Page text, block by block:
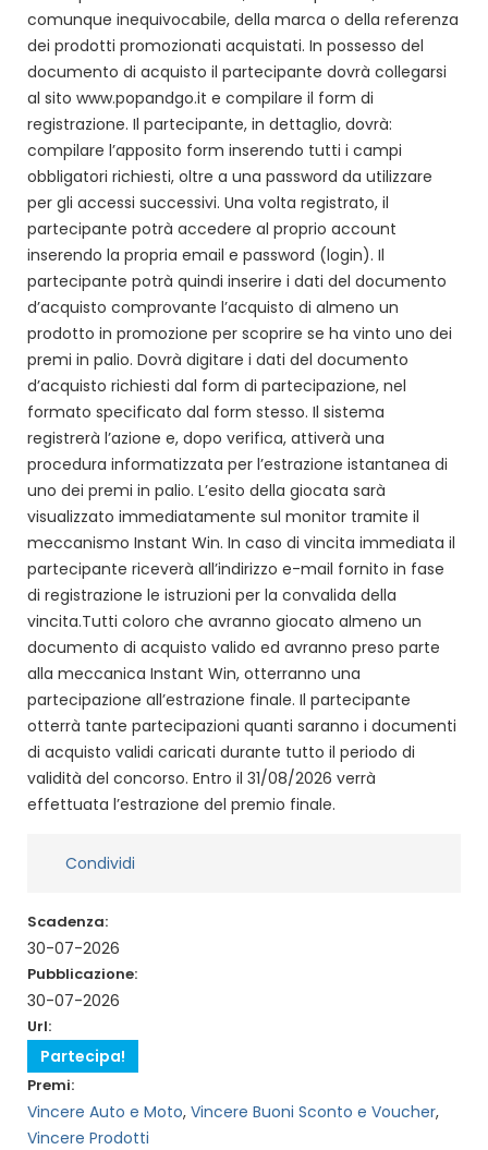
comunque inequivocabile, della marca o della referenza
dei prodotti promozionati acquistati. In possesso del
documento di acquisto il partecipante dovrà collegarsi
al sito www.popandgo.it e compilare il form di
registrazione. Il partecipante, in dettaglio, dovrà:
compilare l’apposito form inserendo tutti i campi
obbligatori richiesti, oltre a una password da utilizzare
per gli accessi successivi. Una volta registrato, il
partecipante potrà accedere al proprio account
inserendo la propria email e password (login). Il
partecipante potrà quindi inserire i dati del documento
d’acquisto comprovante l’acquisto di almeno un
prodotto in promozione per scoprire se ha vinto uno dei
premi in palio. Dovrà digitare i dati del documento
d’acquisto richiesti dal form di partecipazione, nel
formato specificato dal form stesso. Il sistema
registrerà l’azione e, dopo verifica, attiverà una
procedura informatizzata per l’estrazione istantanea di
uno dei premi in palio. L’esito della giocata sarà
visualizzato immediatamente sul monitor tramite il
meccanismo Instant Win. In caso di vincita immediata il
partecipante riceverà all’indirizzo e-mail fornito in fase
di registrazione le istruzioni per la convalida della
vincita.Tutti coloro che avranno giocato almeno un
documento di acquisto valido ed avranno preso parte
alla meccanica Instant Win, otterranno una
partecipazione all’estrazione finale. Il partecipante
otterrà tante partecipazioni quanti saranno i documenti
di acquisto validi caricati durante tutto il periodo di
validità del concorso. Entro il 31/08/2026 verrà
effettuata l’estrazione del premio finale.
Condividi
Scadenza:
30-07-2026
Pubblicazione:
30-07-2026
Url:
Partecipa!
Premi:
Vincere Auto e Moto, Vincere Buoni Sconto e Voucher,
Vincere Prodotti